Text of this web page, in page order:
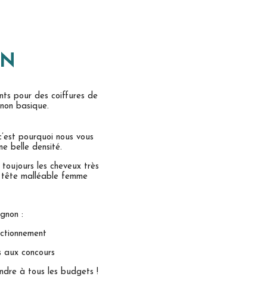
pour des coiffures de
basique.
pourquoi nous vous
belle densité.
les cheveux très
malléable femme
:
concours
à tous les budgets !